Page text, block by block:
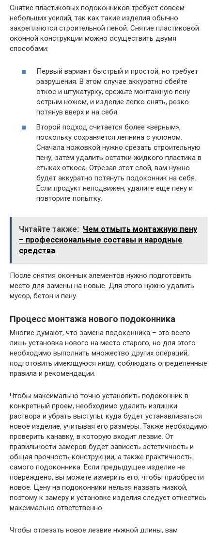
Снятие пластиковых подоконников требует совсем
небольших усилий, так как такие изделия обычно
закрепляются строительной пеной. Снятие пластиковой
оконной конструкции можно осуществить двумя
способами:
Первый вариант быстрый и простой, но требует
разрушения. В этом случае аккуратно сбейте
откос и штукатурку, срежьте монтажную пену
острым ножом, и изделие легко снять, резко
потянув вверх и на себя.
Второй подход считается более «верным»,
поскольку сохраняется лепнина с уклоном.
Сначала ножовкой нужно срезать строительную
пену, затем удалить остатки жидкого пластика в
стыках откоса. Отрезав этот слой, вам нужно
будет аккуратно потянуть подоконник на себя.
Если продукт неподвижен, удалите еще пену и
повторите попытку.
Читайте также: Чем отмыть монтажную пену
– профессиональные составы и народные
средства
После снятия оконных элементов нужно подготовить
место для замены на новые. Для этого нужно удалить
мусор, бетон и пену.
Процесс монтажа нового подоконника
Многие думают, что замена подоконника – это всего
лишь установка нового на место старого, но для этого
необходимо выполнить множество других операций,
подготовить имеющуюся нишу, соблюдать определенные
правила и рекомендации.
Чтобы максимально точно установить подоконник в
конкретный проем, необходимо удалить излишки
раствора и убрать выступы, куда будет устанавливаться
новое изделие, учитывая его размеры. Также необходимо
проверить канавку, в которую входит лезвие. От
правильности замеров будет зависеть эстетичность и
общая прочность конструкции, а также практичность
самого подоконника. Если предыдущее изделие не
повреждено, вы можете измерить его, чтобы приобрести
новое. Цену на подоконники нельзя назвать низкой,
поэтому к замеру и установке изделия следует отнестись
максимально ответственно.
Чтобы отрезать новое лезвие нужной длины, вам